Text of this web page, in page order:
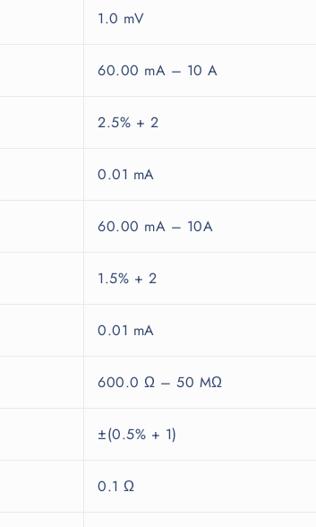
1.0 mV
60.00 mA – 10 A
2.5% + 2
0.01 mA
60.00 mA – 10A
1.5% + 2
0.01 mA
600.0 Ω – 50 MΩ
±(0.5% + 1)
0.1 Ω